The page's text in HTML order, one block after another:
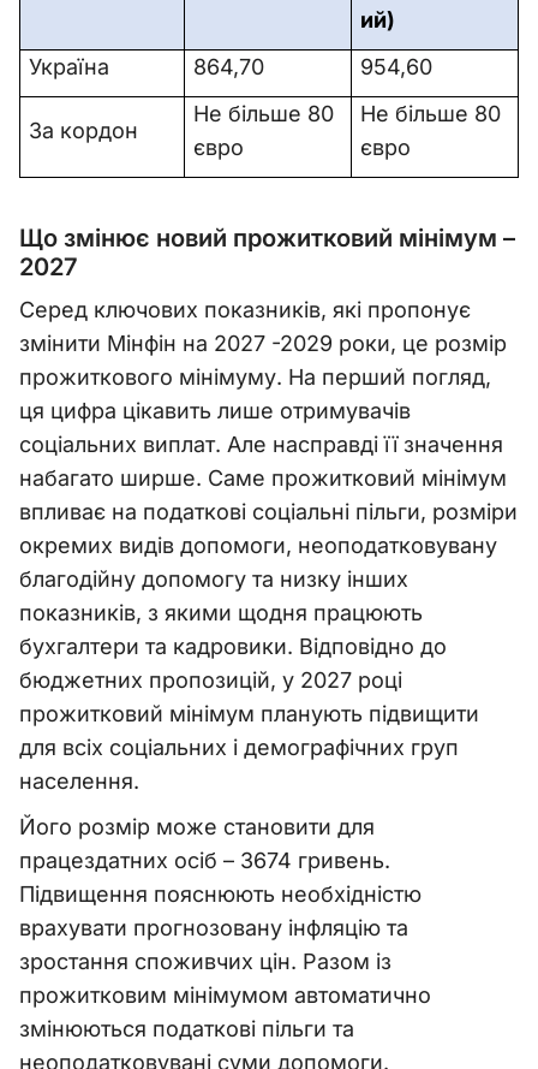
ий)
Україна
864,70 954,60
За кордон
Не більше 80
євро
Не більше 80
євро
Що змінює новий прожитковий мінімум –
2027
Серед ключових показників, які пропонує
змінити Мінфін на 2027 -2029 роки, це розмір
прожиткового мінімуму. На перший погляд,
ця цифра цікавить лише отримувачів
соціальних виплат. Але насправді її значення
набагато ширше. Саме прожитковий мінімум
впливає на податкові соціальні пільги, розміри
окремих видів допомоги, неоподатковувану
благодійну допомогу та низку інших
показників, з якими щодня працюють
бухгалтери та кадровики. Відповідно до
бюджетних пропозицій, у 2027 році
прожитковий мінімум планують підвищити
для всіх соціальних і демографічних груп
населення.
Його розмір може становити для
працездатних осіб – 3674 гривень.
Підвищення пояснюють необхідністю
врахувати прогнозовану інфляцію та
зростання споживчих цін. Разом із
прожитковим мінімумом автоматично
змінюються податкові пільги та
неоподатковувані суми допомоги.